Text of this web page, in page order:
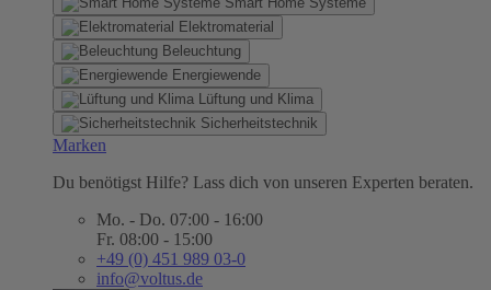
Elektromaterial
Beleuchtung
Energiewende
Lüftung und Klima
Sicherheitstechnik
Marken
Du benötigst Hilfe? Lass dich von unseren Experten beraten.
Mo. - Do. 07:00 - 16:00
Fr. 08:00 - 15:00
+49 (0) 451 989 03-0
info@voltus.de